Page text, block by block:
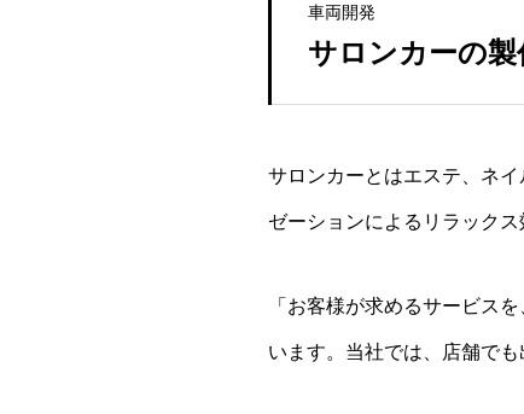
車両開発
サロンカーの製
サロンカーとはエステ、ネ
ゼーションによるリラック
「お客様が求めるサービス
います。当社では、店舗で